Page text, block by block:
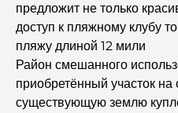
Палм Джебель Али
сравнение для
Откройте для себя
путеводитель.
предложит не только
доступ к пляжному клубу
пляжу длиной 12 мили
Район смешанного
приобретённый участок
существующую землю